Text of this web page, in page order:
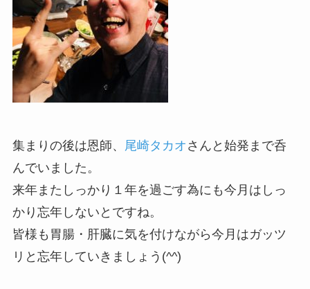
集まりの後は恩師、 尾崎タカオ さんと始発まで呑
んでいました。
来年またしっかり１年を過ごす為にも今月はしっ
かり忘年しないとですね。
皆様も胃腸・肝臓に気を付けながら今月はガッツ
リと忘年していきましょう(^^)